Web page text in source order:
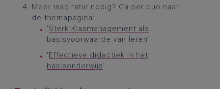
Meer inspiratie nodig? Ga per duo naar
de themapagina:
‘Sterk Klasmanagement als
basisvoorwaarde van leren’
'Effectieve didactiek in het
basisonderwijs’.